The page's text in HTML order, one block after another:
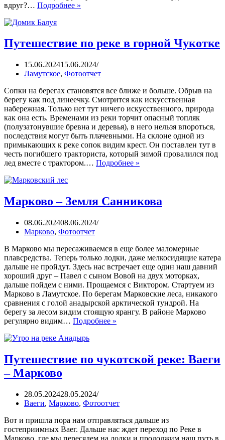
вдруг?… Подробнее »
Путешествие по реке в горной Чукотке
15.06.202415.06.2024
Ламутское, Фотоотчет
Сопки на берегах становятся все ближе и больше. Обрыв на
берегу как под линеечку. Смотрится как искусственная
набережная. Только нет тут ничего искусственного, природа
как она есть. Временами из реки торчит опасный топляк
(полузатонувшие бревна и деревья), в него нельзя впороться,
последствия могут быть плачевными. На склоне одной из
примыкающих к реке сопок видим крест. Он поставлен тут в
честь погибшего тракториста, который зимой провалился под
лед вместе с трактором.… Подробнее »
Марково – Земля Санникова
08.06.202408.06.2024
Марково, Фотоотчет
В Марково мы пересаживаемся в еще более маломерные
плавсредства. Теперь только лодки, даже мелкосидящие катера
дальше не пройдут. Здесь нас встречает еще один наш давний
хороший друг – Павел с сыном Вовой на двух моторках,
дальше пойдем с ними. Прощаемся с Виктором. Стартуем из
Марково в Ламутское. По берегам Марковские леса, никакого
сравнения с голой анадырской арктической тундрой. На
берегу за лесом видим стоящую ярангу. В районе Марково
регулярно видим… Подробнее »
Путешествие по чукотской реке: Ваеги
– Марково
28.05.202428.05.2024
Ваеги, Марково, Фотоотчет
Вот и пришла пора нам отправляться дальше из
гостеприимных Ваег. Дальше нас ждет переход по Реке в
Марково, где мы пересядем на лодки и продолжим наш путь в